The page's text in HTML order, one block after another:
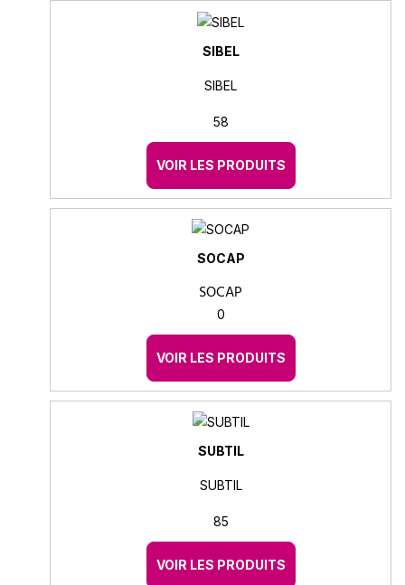
SIBEL
SIBEL
58
VOIR LES PRODUITS
SOCAP
SOCAP
0
VOIR LES PRODUITS
SUBTIL
SUBTIL
85
VOIR LES PRODUITS